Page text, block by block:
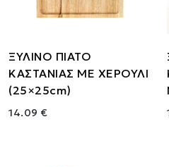
ΞΥΛΙΝΟ ΠΙΑΤΟ
ΚΑΣΤΑΝΙΑΣ ΜΕ ΧΕΡΟΥΛΙ
(25×25cm)
14.09 €